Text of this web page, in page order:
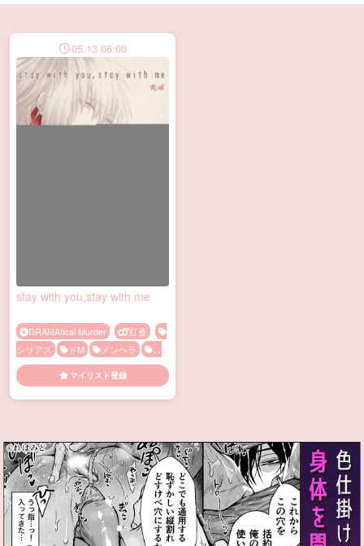
05.13 06:00
stay with you,stay with me
DRAMAtical Murder
紅蒼
シリアス
ドM メンヘラ
流
血
マイリスト登録